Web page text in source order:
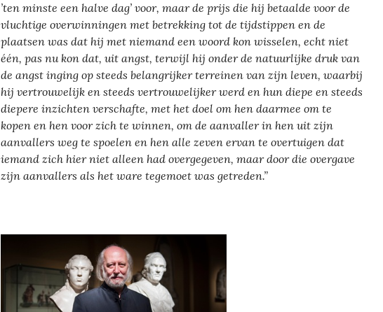
’ten minste een halve dag’ voor, maar de prijs die hij betaalde voor de
vluchtige overwinningen met betrekking tot de tijdstippen en de
plaatsen was dat hij met niemand een woord kon wisselen, echt niet
één, pas nu kon dat, uit angst, terwijl hij onder de natuurlijke druk van
de angst inging op steeds belangrijker terreinen van zijn leven, waarbij
hij vertrouwelijk en steeds vertrouwelijker werd en hun diepe en steeds
diepere inzichten verschafte, met het doel om hen daarmee om te
kopen en hen voor zich te winnen, om de aanvaller in hen uit zijn
aanvallers weg te spoelen en hen alle zeven ervan te overtuigen dat
iemand zich hier niet alleen had overgegeven, maar door die overgave
zijn aanvallers als het ware tegemoet was getreden.”